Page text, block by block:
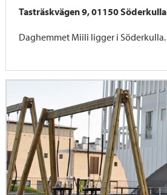
Tasträskvägen 9, 01150 Söderkulla
Daghemmet Miili ligger i Söderkulla.